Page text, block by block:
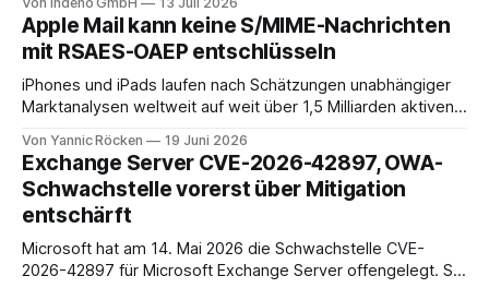
DACH.
Apple Mail kann keine S/MIME-Nachrichten
mit RSAES-OAEP entschlüsseln
iPhones und iPads laufen nach Schätzungen unabhängiger
Marktanalysen weltweit auf weit über 1,5 Milliarden aktiven
im Bereich von 25 bis 30 Prozent auf Geschäftsumfelder,
also Smartphones und Tablets, die im beruflichen Kontext
genutzt werden, sei es als reines Diensthandy, als COPE-
Von Yannic Röcken 19 Juni 2026
Exchange Server CVE-2026-42897, OWA-
Schwachstelle vorerst über Mitigation
entschärft
Microsoft hat am 14. Mai 2026 die Schwachstelle CVE-
2026-42897 für Microsoft Exchange Server offengelegt. Sie